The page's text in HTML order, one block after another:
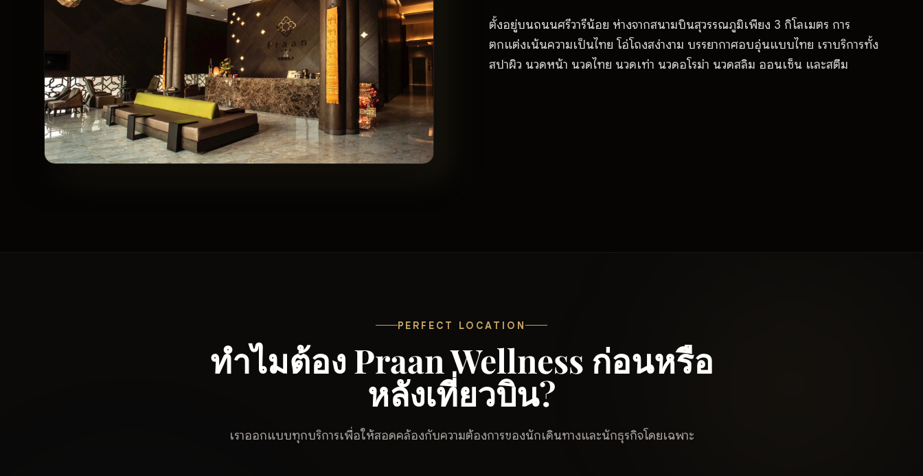
ตั้งอยู่บนถนนศรีวารีน้อย ห่างจากสนามบินสุวรรณภูมิเพียง 3 กิโลเมตร การ
ตกแต่งเน้นความเป็นไทย โอ่โถงสง่างาม บรรยากาศอบอุ่นแบบไทย เราบริการทั้ง
สปาผิว นวดหน้า นวดไทย นวดเท่า นวดอโรม่า นวดสลิม ออนเซ็น และสตีม
PERFECT LOCATION
ทำไมต้อง Praan Wellness ก่อนหรือ
หลังเที่ยวบิน?
เราออกแบบทุกบริการเพื่อให้สอดคล้องกับความต้องการของนักเดินทางและนักธุรกิจโดยเฉพาะ